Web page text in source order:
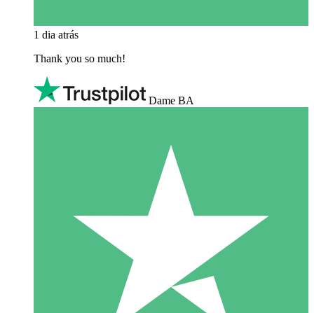
1 dia atrás
Thank you so much!
Dame BA